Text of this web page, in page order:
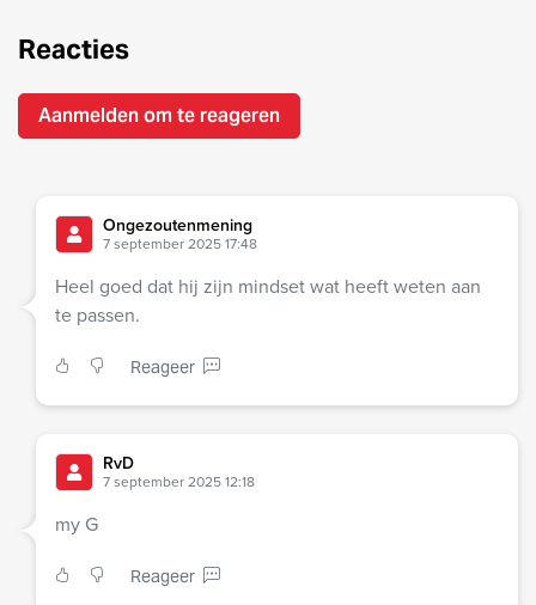
Reacties
Aanmelden om te reageren
Ongezoutenmening
7 september 2025 17:48
Heel goed dat hij zijn mindset wat heeft weten aan
te passen.
Reageer
RvD
7 september 2025 12:18
my G
Reageer